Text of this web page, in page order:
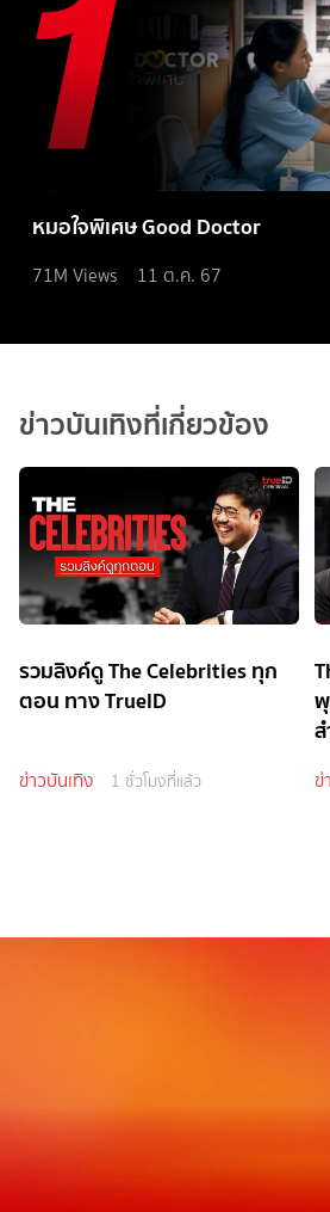
หมอใจพิเศษ Good Doctor
71M Views 11 ต.ค. 67
ข่าวบันเทิงที่เกี่ยวข้อง
รวมลิงค์ดู The Celebrities ทุก
ตอน ทาง TrueID
ข่าวบันเทิง 1 ชั่วโมงที่แล้ว ข่